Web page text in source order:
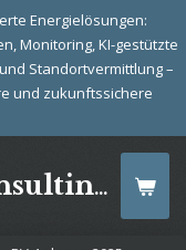
WerMarConsulting: Energie mit Zukunft
Energielösungen:
Monitoring, KI-gestützte
Standortvermittlung –
und zukunftssichere